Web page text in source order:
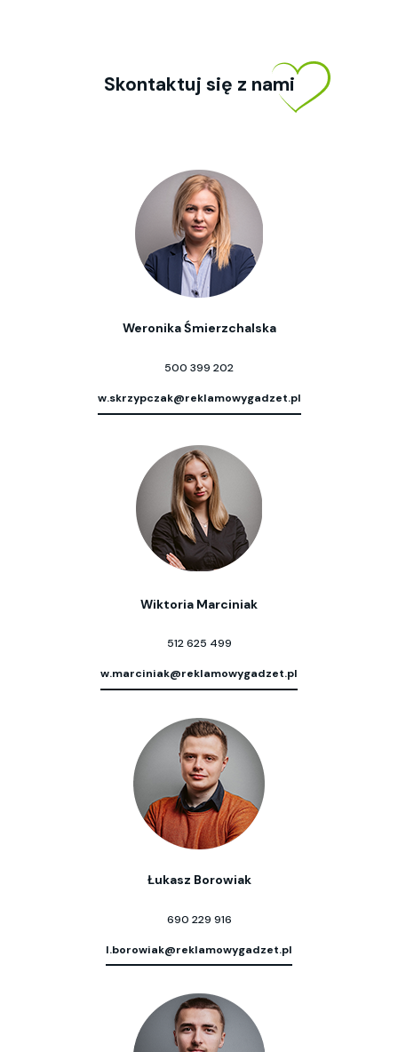
Skontaktuj się z nami
Weronika Śmierzchalska
500 399 202
w.skrzypczak@reklamowygadzet.pl
Wiktoria Marciniak
512 625 499
w.marciniak@reklamowygadzet.pl
Łukasz Borowiak
690 229 916
l.borowiak@reklamowygadzet.pl